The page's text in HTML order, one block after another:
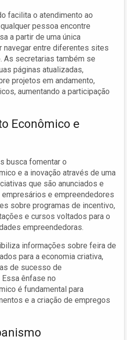
facilita o atendimento ao
pessoa encontre
a partir de uma única
navegar entre diferentes sites
As secretarias também se
páginas atualizadas,
projetos em andamento,
aumentando a participação
Econômico e
busca fomentar o
e a inovação através de uma
que são anunciados e
e empreendedores
sobre programas de incentivo,
e cursos voltados para o
empreendedoras.
informações sobre feira de
para a economia criativa,
de sucesso de
ênfase no
é fundamental para
e a criação de empregos